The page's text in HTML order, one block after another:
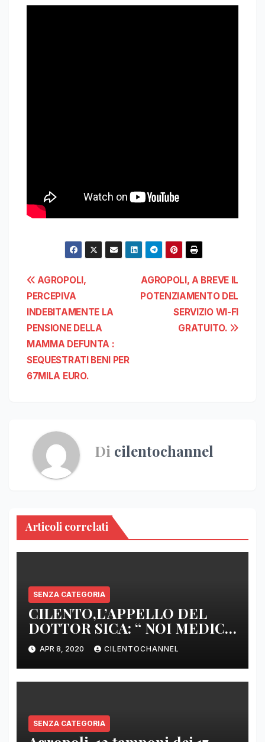
Navigazione
articoli
AGROPOLI, A BREVE IL
POTENZIAMENTO DEL
SERVIZIO WI-FI
GRATUITO.
AGROPOLI,
PERCEPIVA
INDEBITAMENTE LA
PENSIONE DELLA
MAMMA DEFUNTA :
SEQUESTRATI BENI PER
67MILA EURO.
Di cilentochannel
Articoli correlati
SENZA CATEGORIA
CILENTO,L’APPELLO DEL
DOTTOR SICA: “ NOI MEDICI
DI BASE SIAMO SENZA ARMI
E SENZA PRESIDI”
APR 8, 2020 CILENTOCHANNEL
SENZA CATEGORIA